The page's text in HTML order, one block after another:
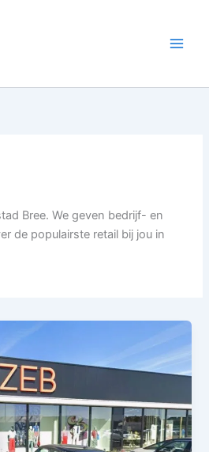
Bree. We geven bedrijf- en
de populairste retail bij jou in